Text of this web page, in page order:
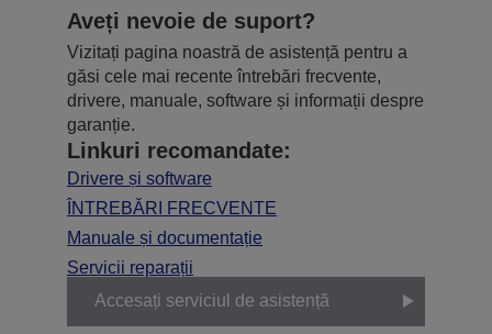
Aveți nevoie de suport?
Vizitați pagina noastră de asistență pentru a
găsi cele mai recente întrebări frecvente,
drivere, manuale, software și informații despre
garanție.
Linkuri recomandate:
Drivere și software
ÎNTREBĂRI FRECVENTE
Manuale și documentație
Servicii reparații
Accesați serviciul de asistență